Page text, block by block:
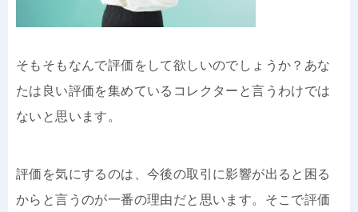
そもそもなんで評価をして欲しいのでしょうか？あな
たは良い評価を集めているコレクターと言うわけでは
ないと思います。
評価を気にするのは、今後の取引に影響が出ると困る
からと言うのが一番の理由だと思います。そこで評価